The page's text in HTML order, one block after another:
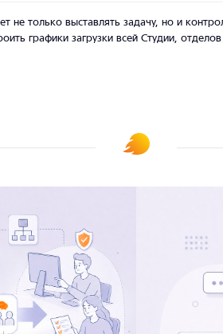
не только выставлять задачу, но и
графики загрузки всей Студии,